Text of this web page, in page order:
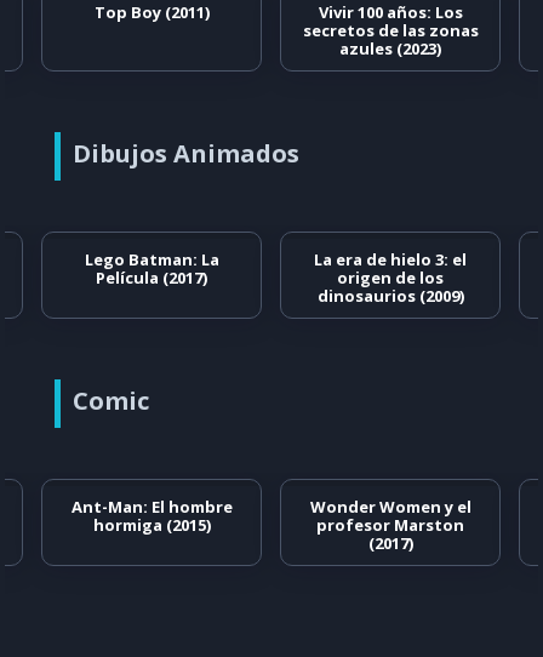
Top Boy (2011)
Vivir 100 años: Los
secretos de las zonas
azules (2023)
Dibujos Animados
Lego Batman: La
Película (2017)
La era de hielo 3: el
origen de los
dinosaurios (2009)
Comic
Ant-Man: El hombre
hormiga (2015)
Wonder Women y el
profesor Marston
(2017)